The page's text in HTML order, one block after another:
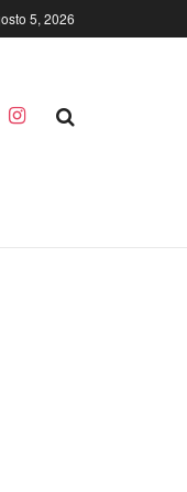
5, 2026